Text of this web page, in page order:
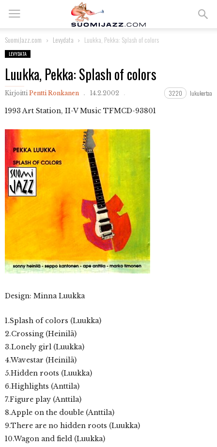
SuomiJazz.com Levydata Luukka, Pekka: Splash of colors
LEVYDATA
Luukka, Pekka: Splash of colors
Kirjoitti Pentti Ronkanen 14.2.2002 3220 lukukertaa
1993Art Station, II-V Music TFMCD-93801
Design: Minna Luukka
1.Splash of colors (Luukka)
2.Crossing (Heinilä)
3.Lonely girl (Luukka)
4.Wavestar (Heinilä)
5.Hidden roots (Luukka)
6.Highlights (Anttila)
7.Figure play (Anttila)
8.Apple on the double (Anttila)
9.There are no hidden roots (Luukka)
10.Wagon and field (Luukka)